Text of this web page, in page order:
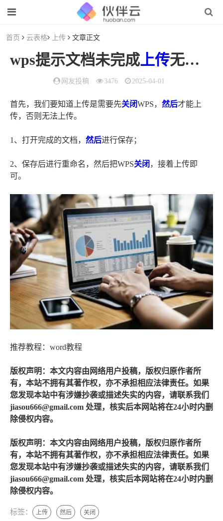
首页 云表格 上传 文章正文
wps提示文档未完成上传无法重命名怎么办（wps重命名显示未
网友投稿 3476 2025-04-01
首先，我们要知道上传是需要先关闭WPS， 然后才能上
传，否则无法上传。
1、打开完成的文档， 然后进行保存；
2、保存后进行重命名，然后把WPS关闭 ，接着上传即
可。
推荐教程：word教程
版权声明：本文内容由网络用户投稿，版权归原作者所
有，本站不拥有其著作权，亦不承担相应法律责任。如果
您发现本站中有涉嫌抄袭或描述失实的内容，请联系我们
jiasou666@gmail.com 处理，核实后本网站将在24小时内删
除侵权内容。
版权声明：本文内容由网络用户投稿，版权归原作者所
有，本站不拥有其著作权，亦不承担相应法律责任。如果
您发现本站中有涉嫌抄袭或描述失实的内容，请联系我们
jiasou666@gmail.com 处理，核实后本网站将在24小时内删
除侵权内容。
标签： 上传 然后 关闭